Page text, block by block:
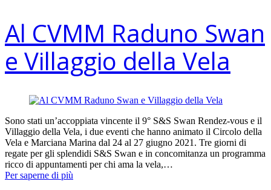
Al CVMM Raduno Swan
e Villaggio della Vela
Sono stati un’accoppiata vincente il 9° S&S Swan Rendez-vous e il
Villaggio della Vela, i due eventi che hanno animato il Circolo della
Vela e Marciana Marina dal 24 al 27 giugno 2021. Tre giorni di
regate per gli splendidi S&S Swan e in concomitanza un programma
ricco di appuntamenti per chi ama la vela,…
Per saperne di più